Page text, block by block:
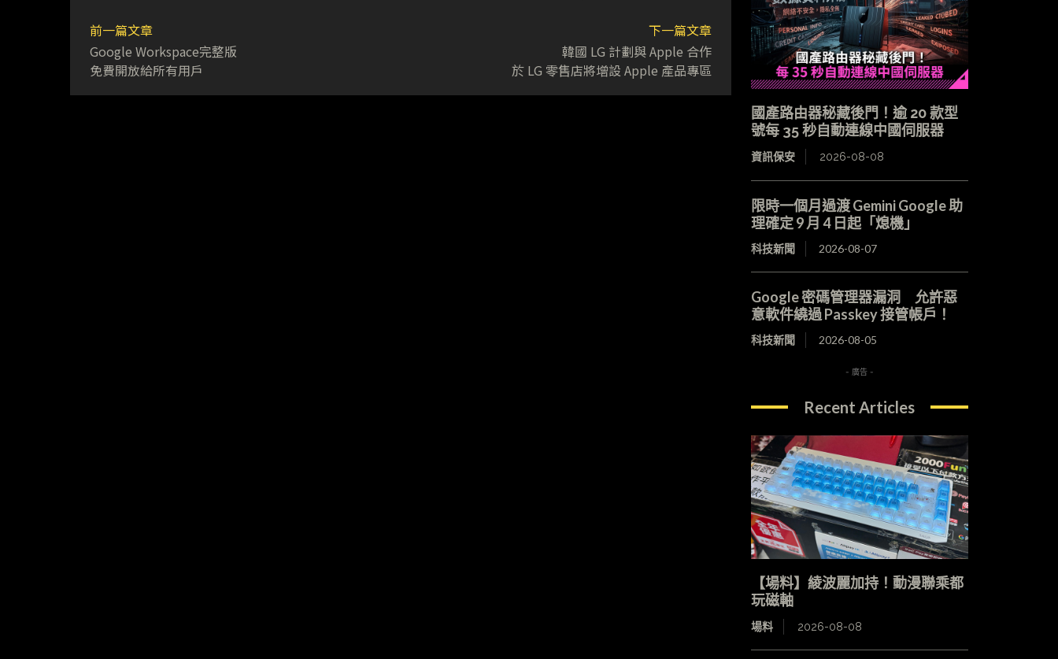
前一篇文章
Google Workspace完整版
免費開放給所有用戶
下一篇文章
韓國 LG 計劃與 Apple 合作
於 LG 零售店將增設 Apple 產品專區
國產路由器秘藏後門！逾 20 款型
號每 35 秒自動連線中國伺服器
資訊保安 2026-08-08
限時一個月過渡 Gemini Google 助
理確定 9 月 4 日起「熄機」
科技新聞 2026-08-07
Google 密碼管理器漏洞 允許惡
意軟件繞過 Passkey 接管帳戶！
科技新聞 2026-08-05
- 廣告 -
Recent Articles
【場料】綾波麗加持！動漫聯乘都
玩磁軸
場料 2026-08-08